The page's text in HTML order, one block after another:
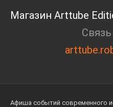
Магазин Arttube
Афиша событий современного